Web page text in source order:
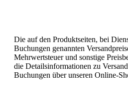
Die auf den Produktseiten, bei
Buchungen genannten
Mehrwertsteuer und sonstige
die Detailsinformationen zu
Buchungen über unseren Online-